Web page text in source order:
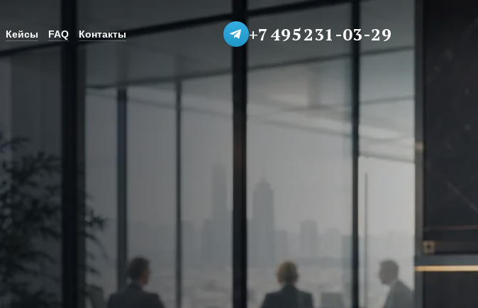
Кейсы FAQ Контакты +7 495 231-03-29